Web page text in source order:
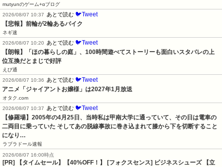
mutyunのゲーム+αブログ
2026/08/07 10:37
あとで読む 🐦Tweet
【悲報】前輪が2輪あるバイク
ネギ速
2026/08/07 10:20
あとで読む 🐦Tweet
【朗報】「ほの暮らしの庭」、100時間遊べてストーリーも面白いスタバレの上
位互換だとまじで好評
えび通
2026/08/07 10:36
あとで読む 🐦Tweet
アニメ「ジャイアントお嬢様」は2027年1月放送
オタク.com
2026/08/07 10:37
あとで読む 🐦Tweet
【修羅場】2005年の4月25日、当時私は甲南大学に通っていて、その日は電車の
二両目に乗っていた そしてあの脱線事故に巻き込まれて膝から下を切断すること
になり…
ラブラドール速報
2026/08/07 16:00時点
[PR] 【タイムセール】【40%OFF！】 [フォクスセンス] ビジネスシューズ 【立